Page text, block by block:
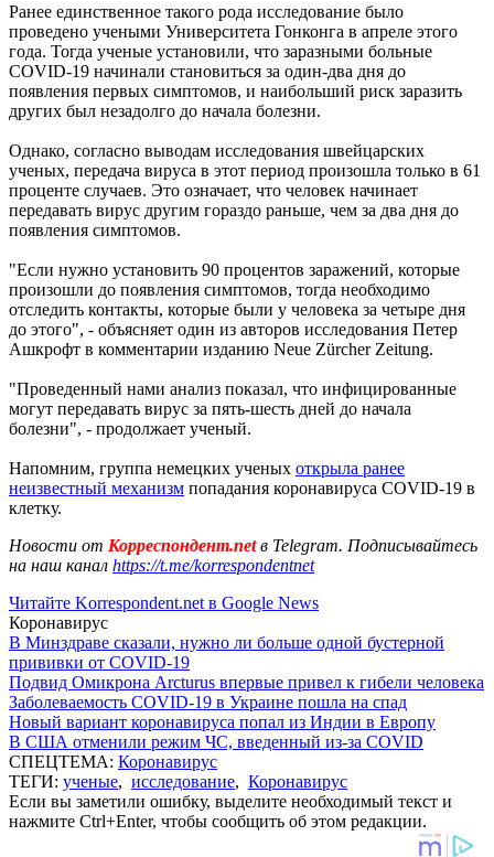
Ранее единственное такого рода исследование было
проведено учеными Университета Гонконга в апреле этого
года. Тогда ученые установили, что заразными больные
COVID-19 начинали становиться за один-два дня до
появления первых симптомов, и наибольший риск заразить
других был незадолго до начала болезни.
Однако, согласно выводам исследования швейцарских
ученых, передача вируса в этот период произошла только в 61
проценте случаев. Это означает, что человек начинает
передавать вирус другим гораздо раньше, чем за два дня до
появления симптомов.
"Если нужно установить 90 процентов заражений, которые
произошли до появления симптомов, тогда необходимо
отследить контакты, которые были у человека за четыре дня
до этого", - объясняет один из авторов исследования Петер
Ашкрофт в комментарии изданию Neue Zürcher Zeitung.
"Проведенный нами анализ показал, что инфицированные
могут передавать вирус за пять-шесть дней до начала
болезни", - продолжает ученый.
Напомним, группа немецких ученых открыла ранее
неизвестный механизм попадания коронавируса COVID-19 в
клетку.
Новости от Корреспондент.netв Telegram. Подписывайтесь
на наш канал https://t.me/korrespondentnet
Читайте Korrespondent.net в Google News
Коронавирус
В Минздраве сказали, нужно ли больше одной бустерной
прививки от COVID-19
Подвид Омикрона Arcturus впервые привел к гибели человека
Заболеваемость COVID-19 в Украине пошла на спад
Новый вариант коронавируса попал из Индии в Европу
В США отменили режим ЧС, введенный из-за COVID
СПЕЦТЕМА: Коронавирус
ТЕГИ: ученые, исследование, Коронавирус
Если вы заметили ошибку, выделите необходимый текст и
нажмите Ctrl+Enter, чтобы сообщить об этом редакции.